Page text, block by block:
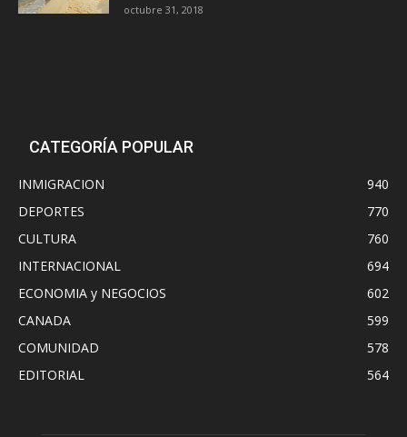
octubre 31, 2018
CATEGORÍA POPULAR
INMIGRACION
940
DEPORTES
770
CULTURA
760
INTERNACIONAL
694
ECONOMIA y NEGOCIOS
602
CANADA
599
COMUNIDAD
578
EDITORIAL
564